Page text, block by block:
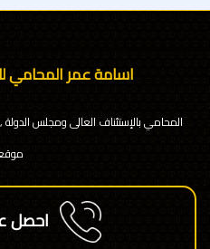
اسامة عمر المحامي
المحامي بالإستئناف العالى ومجلس
احصل